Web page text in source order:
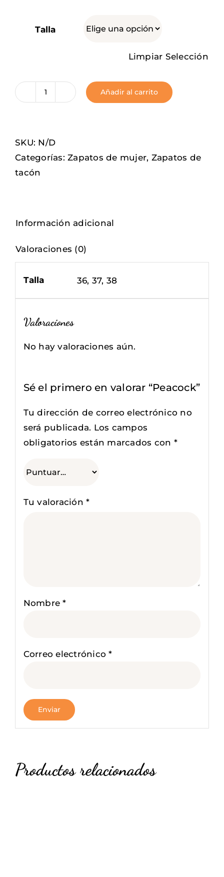
Talla
Limpiar Selección
Peacock
Añadir al carrito
SKU: N/D
Categorías:Zapatos de mujer, Zapatos de
tacón
Información adicional
Valoraciones (0)
Talla 36, 37, 38
Valoraciones
No hay valoraciones aún.
Sé el primero en valorar “Peacock”
Tu dirección de correo electrónico no
será publicada. Los campos
obligatorios están marcados con *
Tu valoración*
Nombre*
Correo electrónico*
Productos relacionados